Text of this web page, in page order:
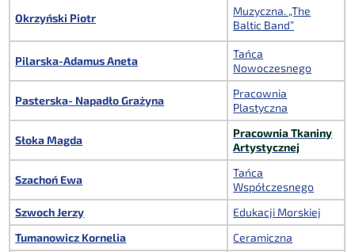
Okrzyński Piotr
Muzyczna. „The
Baltic Band”
Pilarska-Adamus Aneta
Tańca
Nowoczesnego
Pasterska- Napadło Grażyna
Pracownia
Plastyczna
Słoka Magda
Pracownia Tkaniny
Artystycznej
Szachoń Ewa
Tańca
Współczesnego
Szwoch Jerzy
Edukacji Morskiej
Tumanowicz Kornelia
Ceramiczna